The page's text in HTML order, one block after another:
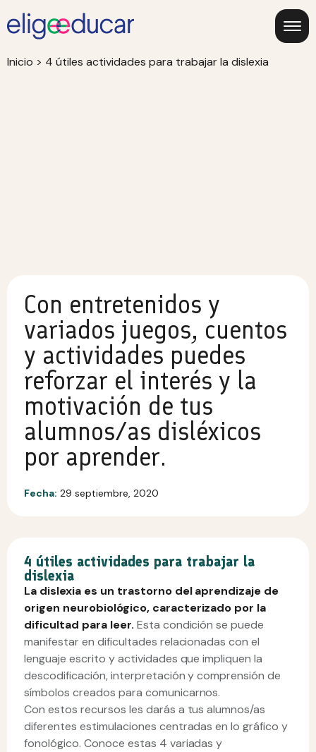
Inicio > 4 útiles actividades para trabajar la dislexia
Con entretenidos y
variados juegos, cuentos
y actividades puedes
reforzar el interés y la
motivación de tus
alumnos/as disléxicos
por aprender.
Fecha: 29 septiembre, 2020
4 útiles actividades para trabajar la
dislexia
La dislexia es un trastorno del aprendizaje de
origen neurobiológico, caracterizado por la
dificultad para leer. Esta condición se puede
manifestar en dificultades relacionadas con el
lenguaje escrito y actividades que impliquen la
descodificación, interpretación y comprensión de
símbolos creados para comunicarnos.
Con estos recursos les darás a tus alumnos/as
diferentes estimulaciones centradas en lo gráfico y
fonológico. Conoce estas 4 variadas y